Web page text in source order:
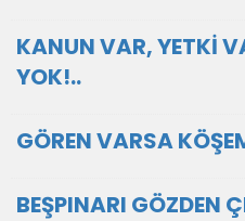
KANUN VAR, YETKİ
YOK!..
GÖREN VARSA
BEŞPINARI GÖZDEN